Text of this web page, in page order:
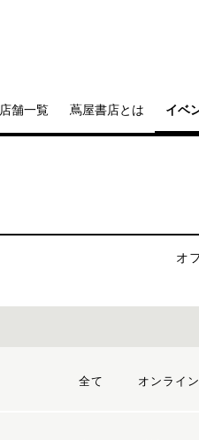
店舗一覧 蔦屋書店とは イベ
オ
全て オンライン